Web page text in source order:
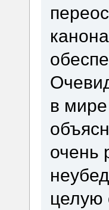
в
очень
целую